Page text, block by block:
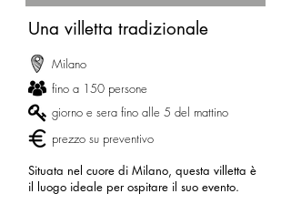
Una villetta tradizionale
Milano
fino a 150 persone
giorno e sera fino alle 5 del mattino
prezzo su preventivo
Situata nel cuore di Milano, questa villetta è
il luogo ideale per ospitare il suo evento.